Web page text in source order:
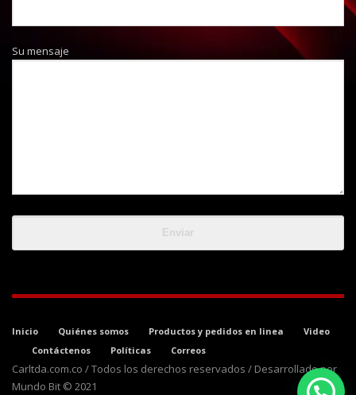
Su mensaje
Inicio Quiénes somos Productos y pedidos en linea
Video
Contáctenos
Políticas Correos
Carltda.com.co / Todos los derechos reservados / Desarrollado por
Mundo Bit © 2021